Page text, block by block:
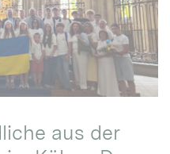
aus der